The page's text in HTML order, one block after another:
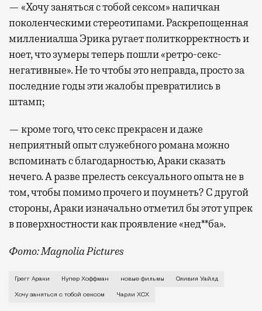
— «Хочу заняться с тобой сексом» напичкан
поколенческими стереотипами. Раскрепощенная
миллениалша Эрика ругает политкорректность и
ноет, что зумеры теперь пошли «ретро-секс-
негативные». Не то чтобы это неправда, просто за
последние годы эти жалобы превратились в
штамп;
— кроме того, что секс прекрасен и даже
неприятный опыт служебного романа можно
вспоминать с благодарностью, Араки сказать
нечего. А разве прелесть сексуального опыта не в
том, чтобы помимо прочего и поумнеть? С другой
стороны, Араки изначально отметил бы этот упрек
в поверхностности как проявление «нед**ба».
Фото: Magnolia Pictures
В первой же сцене своего нового фильма Грегг
Грегг Араки Купер Хоффман новые фильмы Оливия Уайлд
Хочу заняться с тобой сексом Чарли XCX